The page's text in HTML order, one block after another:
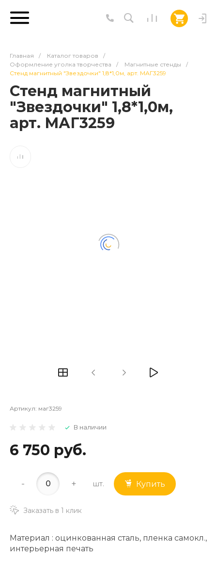
Главная / Каталог товаров
/
Оформление уголка творчества
/ Магнитные стенды
/
Стенд магнитный "Звездочки" 1,8*1,0м, арт. МАГ3259
Стенд магнитный
"Звездочки" 1,8*1,0м,
арт. МАГ3259
Артикул: маг3259
В наличии
6 750 руб.
- + шт. Купить
Заказать в 1 клик
Материал : оцинкованная сталь, пленка самокл.,
интерьерная печать